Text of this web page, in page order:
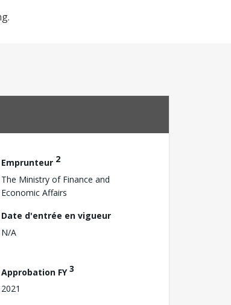
Emprunteur 2
The Ministry of Finance and
Economic Affairs
Date d'entrée en vigueur
N/A
Approbation FY3
2021